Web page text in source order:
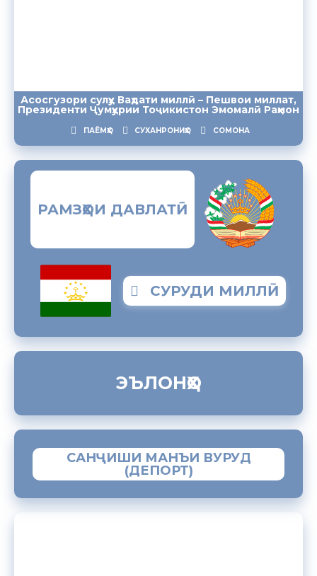
Асосгузори сулҳу Ваҳдати миллӣ – Пешвои миллат,
Президенти Ҷумҳурии Тоҷикистон Эмомалӣ Раҳмон
ПАЁМҲО СУХАНРОНИҲО СОМОНА
РАМЗҲОИ ДАВЛАТӢ
СУРУДИ МИЛЛӢ
ЭЪЛОНҲО
САНҶИШИ МАНЪИ ВУРУД
(ДЕПОРТ)